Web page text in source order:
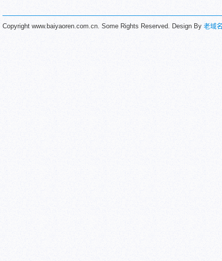
Copyright www.baiyaoren.com.cn. Some Rights Reserved. Design By 老域